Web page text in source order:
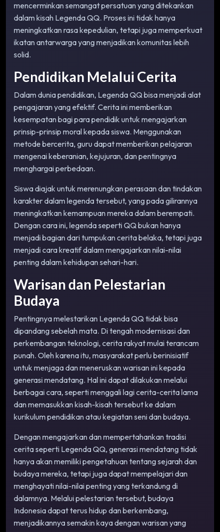
mencerminkan semangat persatuan yang ditekankan
dalam kisah Legenda QQ. Proses ini tidak hanya
meningkatkan rasa kepedulian, tetapi juga memperkuat
ikatan antarwarga yang menjadikan komunitas lebih
solid.
Pendidikan Melalui Cerita
Dalam dunia pendidikan, Legenda QQ bisa menjadi alat
pengajaran yang efektif. Cerita ini memberikan
kesempatan bagi para pendidik untuk mengajarkan
prinsip-prinsip moral kepada siswa. Menggunakan
metode bercerita, guru dapat memberikan pelajaran
mengenai keberanian, kejujuran, dan pentingnya
menghargai perbedaan.
Siswa diajak untuk merenungkan perasaan dan tindakan
karakter dalam legenda tersebut, yang pada gilirannya
meningkatkan kemampuan mereka dalam berempati.
Dengan cara ini, legenda seperti QQ bukan hanya
menjadi bagian dari tumpukan cerita belaka, tetapi juga
menjadi cara kreatif dalam mengajarkan nilai-nilai
penting dalam kehidupan sehari-hari.
Warisan dan Pelestarian
Budaya
Pentingnya melestarikan Legenda QQ tidak bisa
dipandang sebelah mata. Di tengah modernisasi dan
perkembangan teknologi, cerita rakyat mulai terancam
punah. Oleh karena itu, masyarakat perlu berinisiatif
untuk menjaga dan meneruskan warisan ini kepada
generasi mendatang. Hal ini dapat dilakukan melalui
berbagai cara, seperti menggali lagi cerita-cerita lama
dan memasukkan kisah-kisah tersebut ke dalam
kurikulum pendidikan atau kegiatan seni dan budaya.
Dengan mengajarkan dan mempertahankan tradisi
cerita seperti Legenda QQ, generasi mendatang tidak
hanya akan memiliki pengetahuan tentang sejarah dan
budaya mereka, tetapi juga dapat mempelajari dan
menghayati nilai-nilai penting yang terkandung di
dalamnya. Melalui pelestarian tersebut, budaya
Indonesia dapat terus hidup dan berkembang,
menjadikannya semakin kaya dengan warisan yang